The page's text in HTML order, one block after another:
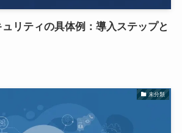
リティの具体例：導入ステップと
未分類